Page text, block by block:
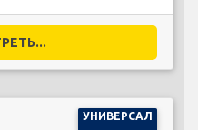
УНИВЕРСАЛ